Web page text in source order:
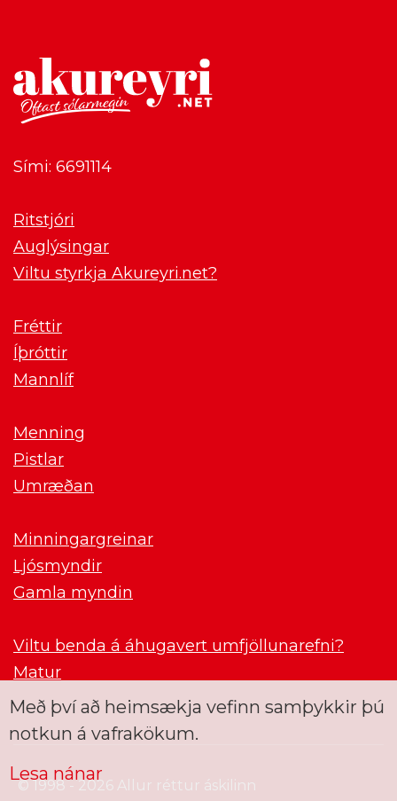
Sími: 6691114
Ritstjóri
Auglýsingar
Viltu styrkja Akureyri.net?
Fréttir
Íþróttir
Mannlíf
Menning
Pistlar
Umræðan
Minningargreinar
Ljósmyndir
Gamla myndin
Viltu benda á áhugavert umfjöllunarefni?
Matur
© 1998 - 2026 Allur réttur áskilinn
Með því að heimsækja vefinn samþykkir þú
notkun á vafrakökum.
Lesa nánar